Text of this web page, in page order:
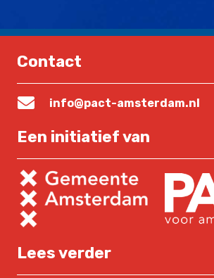
Contact
info@pact-amsterdam.nl
Een initiatief van
Lees verder